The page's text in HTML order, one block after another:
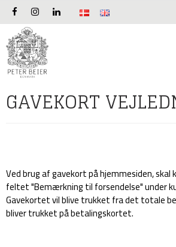
GAVEKORT
Ved brug af gavekort på hjemmesiden, skal
feltet "Bemærkning til forsendelse" under
Gavekortet vil blive trukket fra det totale
bliver trukket på betalingskortet.